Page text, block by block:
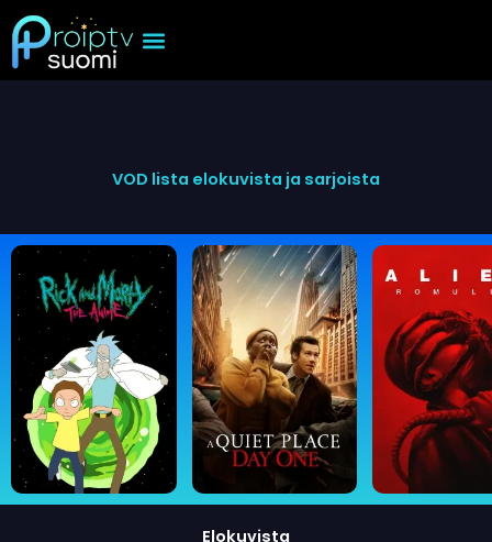
Skip
to
content
VOD lista elokuvista ja sarjoista
Elokuvista